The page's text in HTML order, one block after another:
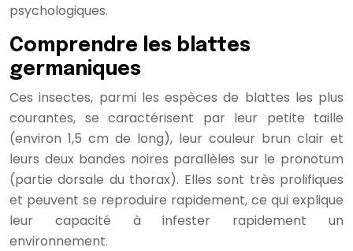
psychologiques.
Comprendre les blattes
germaniques
Ces insectes, parmi les espèces de blattes les plus
courantes, se caractérisent par leur petite taille
(environ 1,5 cm de long), leur couleur brun clair et
leurs deux bandes noires parallèles sur le pronotum
(partie dorsale du thorax). Elles sont très prolifiques
et peuvent se reproduire rapidement, ce qui explique
leur capacité à infester rapidement un
environnement.